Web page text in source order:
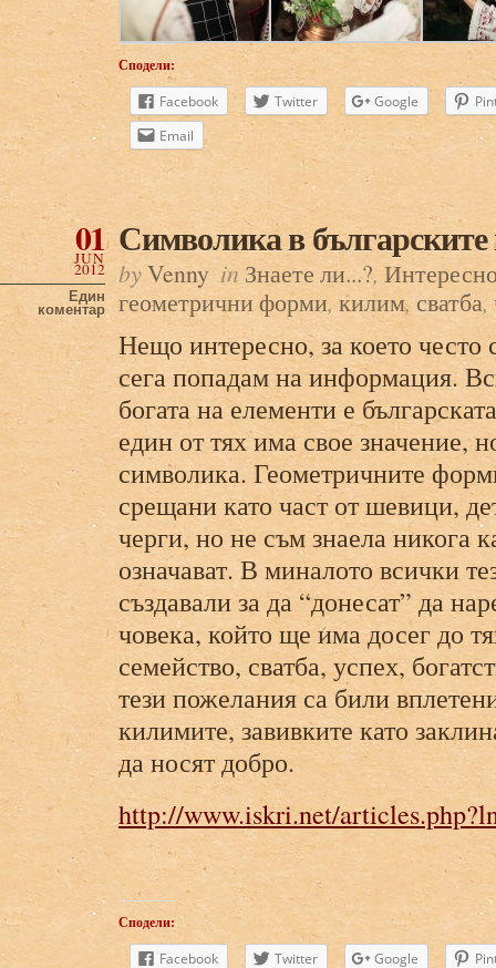
Сподели:
Facebook
Twitter Google
Email
Символика в
01
JUN
2012
Един
коментар
byVenny in Знаете ли...?,
геометрични форми, килим, сватба,
Нещо интересно, за което често
сега попадам на информация.
богата на елементи е
един от тях има свое значение,
символика. Геометричните
срещани като част от шевици,
черги, но не съм знаела никога
означават. В миналото всички
създавали за да “донесат” да
човека, който ще има досег до
семейство, сватба, успех,
тези пожелания са били
килимите, завивките като
да носят добро.
http://www.iskri.net/
Сподели:
Facebook
Twitter Google